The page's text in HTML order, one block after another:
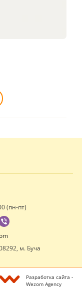
(пн-пт)
м. Буча
Разработка сайта -
Wezom Agency